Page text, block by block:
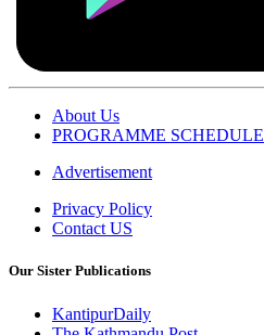
About Us
PROGRAMME SCHEDULE
Advertisement
Privacy Policy
Contact US
Our Sister Publications
KantipurDaily